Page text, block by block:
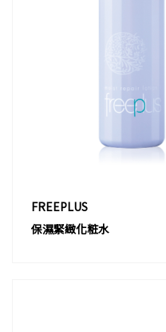
FREEPLUS
保濕緊緻化粧水